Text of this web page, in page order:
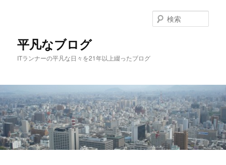
移
動
平凡なブログ
ITランナーの平凡な日々を21年以上綴ったブログ
索